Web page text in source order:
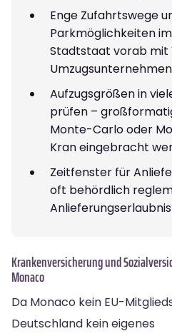
Enge Zufahrtswege
Parkmöglichkeiten
Stadtstaat vorab mit
Aufzugsgrößen in
prüfen –
Monte-Carlo oder
Kran eingebracht
Zeitfenster für
oft behördlich
Krankenversicherung und
Monaco
Da Monaco kein EU-
Deutschland kein eigenes